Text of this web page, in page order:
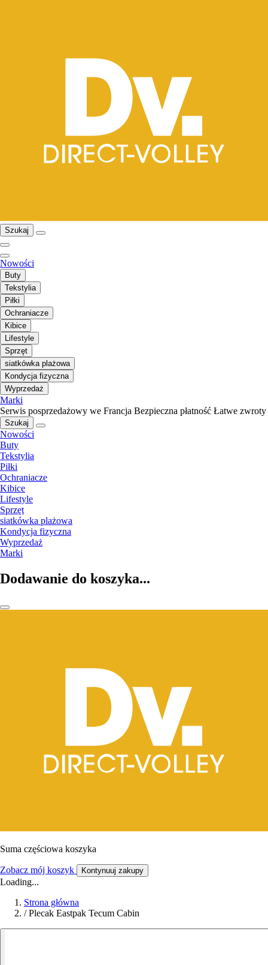
Szukaj
Nowości
Buty
Tekstylia
Piłki
Ochraniacze
Kibice
Lifestyle
Sprzęt
siatkówka plażowa
Kondycja fizyczna
Wyprzedaż
Marki
Serwis posprzedażowy we Francja Bezpieczna płatność Łatwe zwroty
Szukaj
Nowości
Buty
Tekstylia
Piłki
Ochraniacze
Kibice
Lifestyle
Sprzęt
siatkówka plażowa
Kondycja fizyczna
Wyprzedaż
Marki
Dodawanie do koszyka...
Suma częściowa koszyka
Zobacz mój koszyk Kontynuuj zakupy
Loading...
Strona główna
/ Plecak Eastpak Tecum Cabin